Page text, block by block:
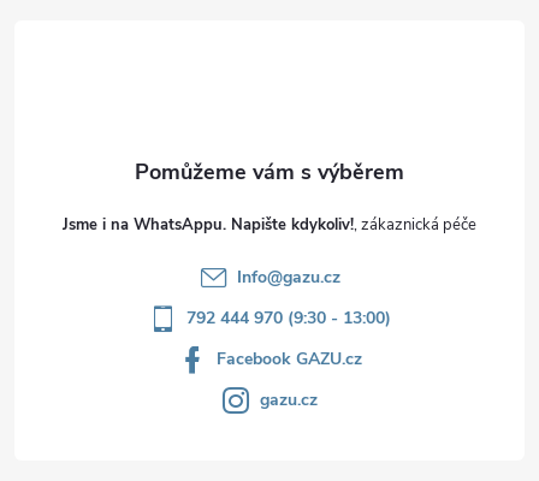
Jsme i na WhatsAppu. Napište kdykoliv!
Info@gazu.cz
792 444 970 (9:30 - 13:00)
Facebook GAZU.cz
gazu.cz